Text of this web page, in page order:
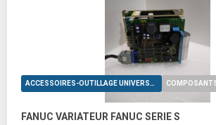
ACCESSOIRES-OUTILLAGE UNIVERSELS
FANUC VARIATEUR FANUC SERIE S